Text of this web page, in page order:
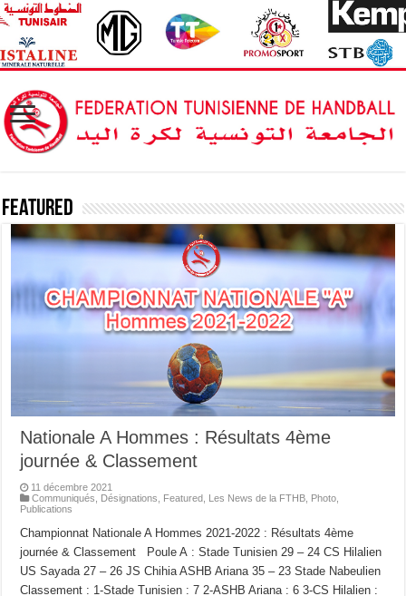
Featured
Nationale A Hommes : Résultats 4ème
journée & Classement
11 décembre 2021
Communiqués
Désignations Featured Les News de la FTHB Photo
Publications
Championnat Nationale A Hommes 2021-2022 : Résultats 4ème
journée & Classement Poule A : Stade Tunisien 29 – 24 CS Hilalien
US Sayada 27 – 26 JS Chihia ASHB Ariana 35 – 23 Stade Nabeulien
Classement : 1-Stade Tunisien : 7 2-ASHB Ariana : 6 3-CS Hilalien :